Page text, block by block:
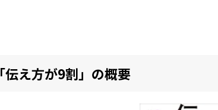
「伝え方が9割」の概要